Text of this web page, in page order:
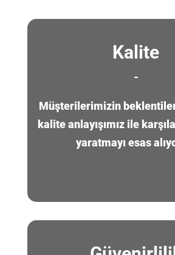
Kalite
-
Müşterilerimizin
kalite anlayışımız ile
yaratmayı esas